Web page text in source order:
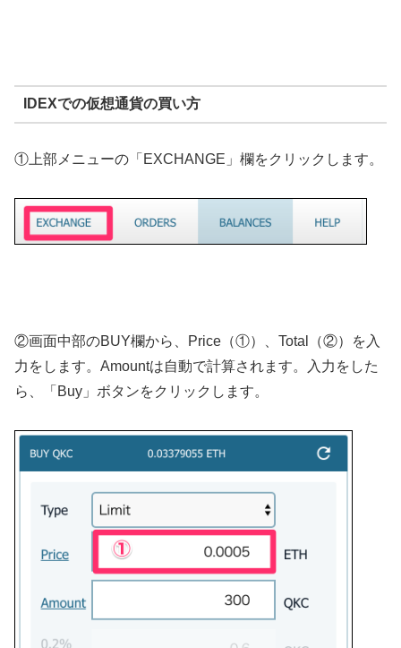
IDEXでの仮想通貨の買い方
①上部メニューの「EXCHANGE」欄をクリックします。
②画面中部のBUY欄から、Price（①）、Total（②）を入
力をします。Amountは自動で計算されます。入力をした
ら、「Buy」ボタンをクリックします。